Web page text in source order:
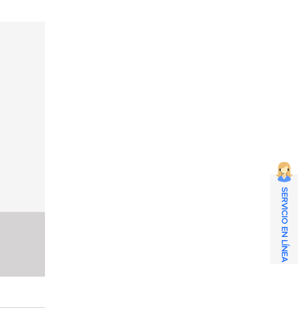
SERVICIO EN LÍNEA